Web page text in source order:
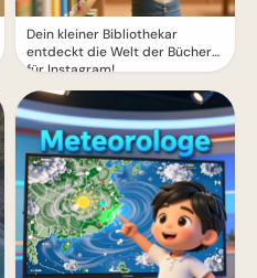
Dein kleiner Bibliothekar
entdeckt die Welt der Bücher
für Instagram!